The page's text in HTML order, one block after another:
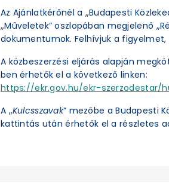
Az Ajánlatkérőnél a „Budapesti
„Műveletek” oszlopában megjelenő
dokumentumok. Felhívjuk a figyelmet,
A közbeszerzési eljárás alapján
ben érhetők el a következő linken:
https://ekr.gov.hu/ekr-szerzodestar/
A „Kulcsszavak” mezőbe a Budapesti
kattintás után érhetők el a részletes